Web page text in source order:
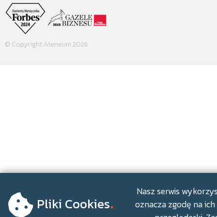
© Copyright Ateneum 2026
Pliki Cookies.
Nasz serwis
oznacza zgodę na